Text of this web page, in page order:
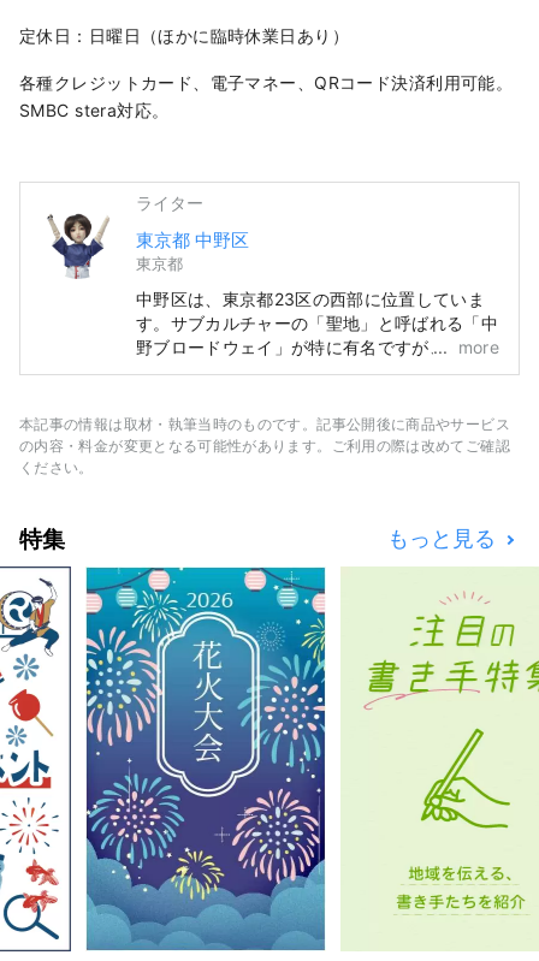
定休日：日曜日（ほかに臨時休業日あり）
各種クレジットカード、電子マネー、QRコード決済利用可能。
SMBC stera対応。
ライター
東京都 中野区
東京都
中野区は、東京都23区の西部に位置していま
す。サブカルチャーの「聖地」と呼ばれる「中
野ブロードウェイ」が特に有名ですが、それ以
外にも歴史ある神社・仏閣やグルメなど、多く
「100年に1度」とも言われる再開発が進み、
まちの移り変わりが進む一方、昔ながらの人情
いうまちの特徴にもつながっています。
more
本記事の情報は取材・執筆当時のものです。記事公開後に商品やサービス
の内容・料金が変更となる可能性があります。ご利用の際は改めてご確認
ください。
特集 もっと見る